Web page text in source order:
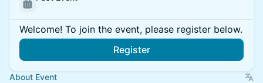
Welcome! To join the event, please register below.
Register
About Event